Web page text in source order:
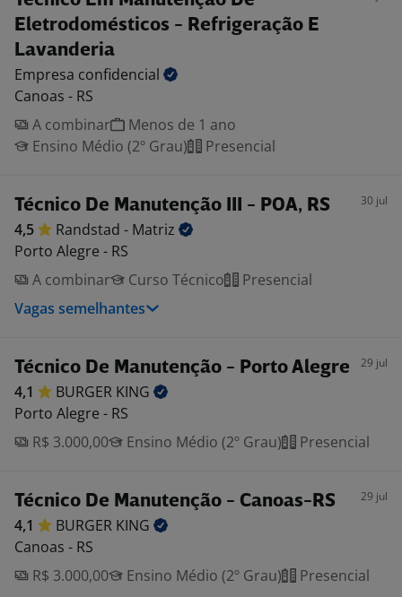
Eletrodomésticos - Refrigeração E
Lavanderia
Empresa confidencial
Canoas - RS
A combinar
Menos de 1 ano
Ensino Médio (2º Grau)
Presencial
Técnico De Manutenção III - POA, RS 30 jul
4,5 Randstad - Matriz
Porto Alegre - RS
A combinar
Curso Técnico
Presencial
Vagas semelhantes
Técnico De Manutenção - Porto Alegre 29 jul
4,1 BURGER KING
Porto Alegre - RS
R$ 3.000,00
Ensino Médio (2º Grau) Presencial
Técnico De Manutenção - Canoas-RS 29 jul
4,1 BURGER KING
Canoas - RS
R$ 3.000,00
Ensino Médio (2º Grau) Presencial